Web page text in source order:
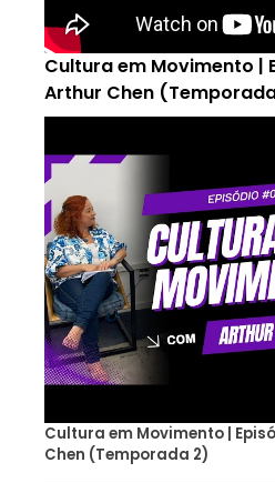
Cultura em Movimento |
Arthur Chen
Cultura em Movimento |
Chen (Temporada 2)